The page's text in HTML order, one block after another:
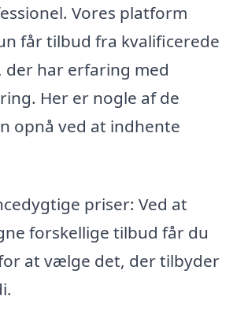
Vores platform
får tilbud fra kvalificerede
har erfaring med
Her er nogle af de
opnå ved at indhente
priser: Ved at
forskellige tilbud får du
at vælge det, der tilbyder